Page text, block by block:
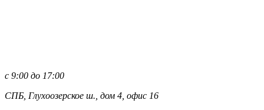
с 9:00 до 17:00
СПБ, Глухоозерское ш., дом 4, офис 16